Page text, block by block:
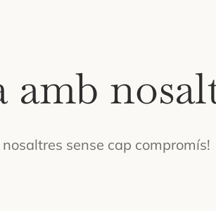
amb
sense cap compromís!